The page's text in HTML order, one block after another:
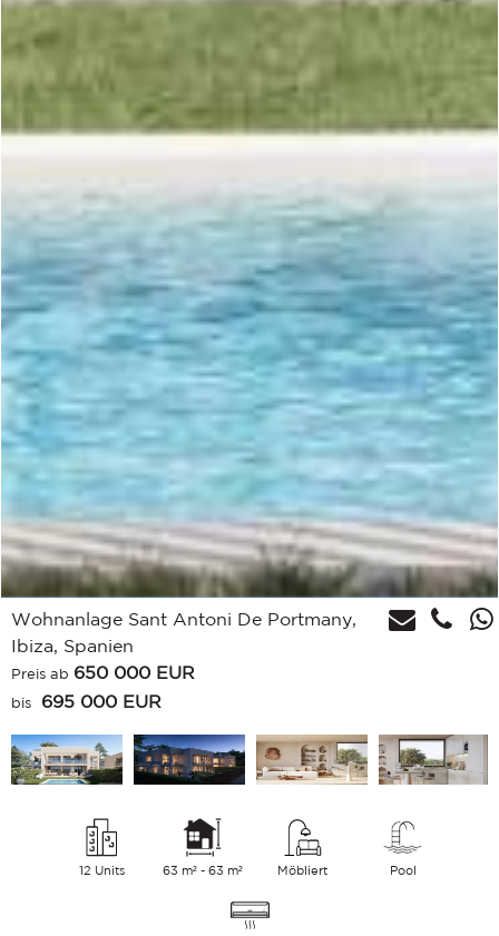
Wohnanlage Sant Antoni De Portmany,
Ibiza, Spanien
Preis ab 650 000 EUR
bis 695 000 EUR
12 Units 63 m² - 63 m² Möbliert Pool